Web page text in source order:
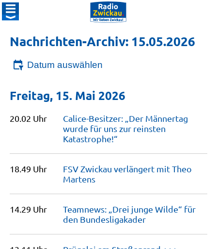
Nachrichten-Archiv: 15.05.2026
Datum auswählen
Freitag, 15. Mai 2026
20.02 Uhr
Calice-Besitzer: „Der Männertag
wurde für uns zur reinsten
Katastrophe!“
18.49 Uhr
FSV Zwickau verlängert mit Theo
Martens
14.29 Uhr
Teamnews: „Drei junge Wilde“ für
den Bundesligakader